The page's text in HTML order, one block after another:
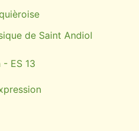
de Saint Andiol
ES 13